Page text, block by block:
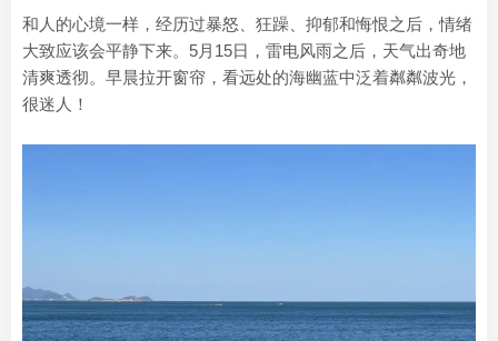
和人的心境一样，经历过暴怒、狂躁、抑郁和悔恨之后，情绪
大致应该会平静下来。5月15日，雷电风雨之后，天气出奇地
清爽透彻。早晨拉开窗帘，看远处的海幽蓝中泛着粼粼波光，
很迷人！